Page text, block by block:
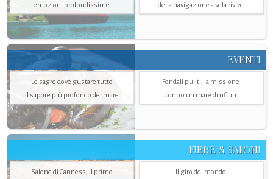
emozioni profondissime
della navigazione a vela rivive
EVENTI
Le sagre dove gustare tutto
il sapore più profondo del mare
Fondali puliti, la missione
contro un mare di rifiuti
FIERE & SALONI
Salone di Canness, il primo
Il giro del mondo